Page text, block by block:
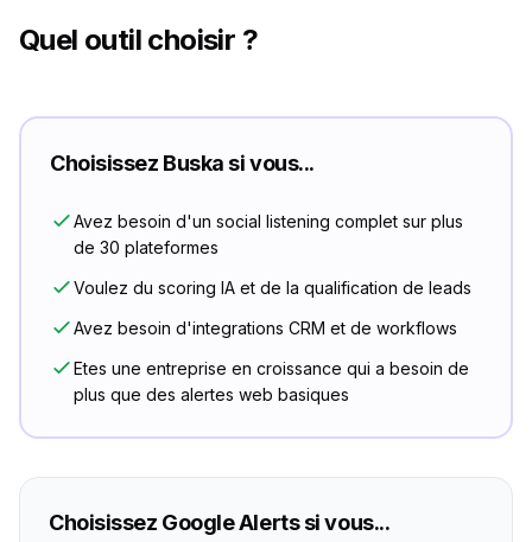
Quel outil choisir ?
Choisissez Buska si vous...
Avez besoin d'un social listening complet sur plus
de 30 plateformes
Voulez du scoring IA et de la qualification de leads
Avez besoin d'integrations CRM et de workflows
Etes une entreprise en croissance qui a besoin de
plus que des alertes web basiques
Choisissez Google Alerts si vous...